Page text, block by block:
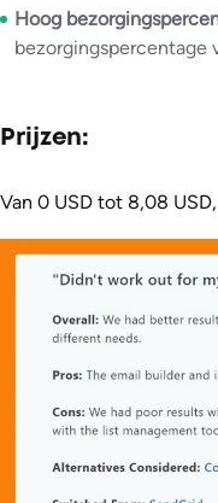
Hoog
bezorgingspercentage
Prijzen:
Van 0 USD tot 8,08